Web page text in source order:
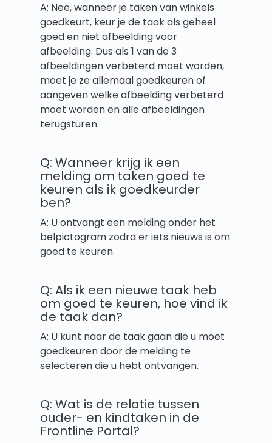
A: Nee, wanneer je taken van winkels
goedkeurt, keur je de taak als geheel
goed en niet afbeelding voor
afbeelding. Dus als 1 van de 3
afbeeldingen verbeterd moet worden,
moet je ze allemaal goedkeuren of
aangeven welke afbeelding verbeterd
moet worden en alle afbeeldingen
terugsturen.
Q: Wanneer krijg ik een
melding om taken goed te
keuren als ik goedkeurder
ben?
A: U ontvangt een melding onder het
belpictogram zodra er iets nieuws is om
goed te keuren.
Q: Als ik een nieuwe taak heb
om goed te keuren, hoe vind ik
de taak dan?
A: U kunt naar de taak gaan die u moet
goedkeuren door de melding te
selecteren die u hebt ontvangen.
Q: Wat is de relatie tussen
ouder- en kindtaken in de
Frontline Portal?